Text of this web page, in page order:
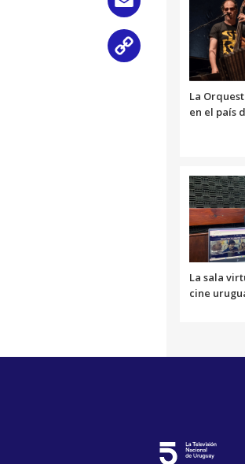
La
en el país
La sala
cine